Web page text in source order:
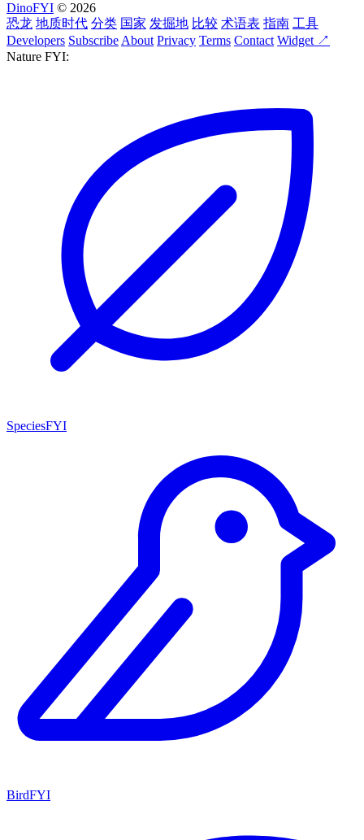
DinoFYI © 2026
恐龙 地质时代 分类 国家 发掘地 比较 术语表 指南 工具
Developers Subscribe About Privacy Terms Contact Widget ↗
Nature FYI:
SpeciesFYI
BirdFYI